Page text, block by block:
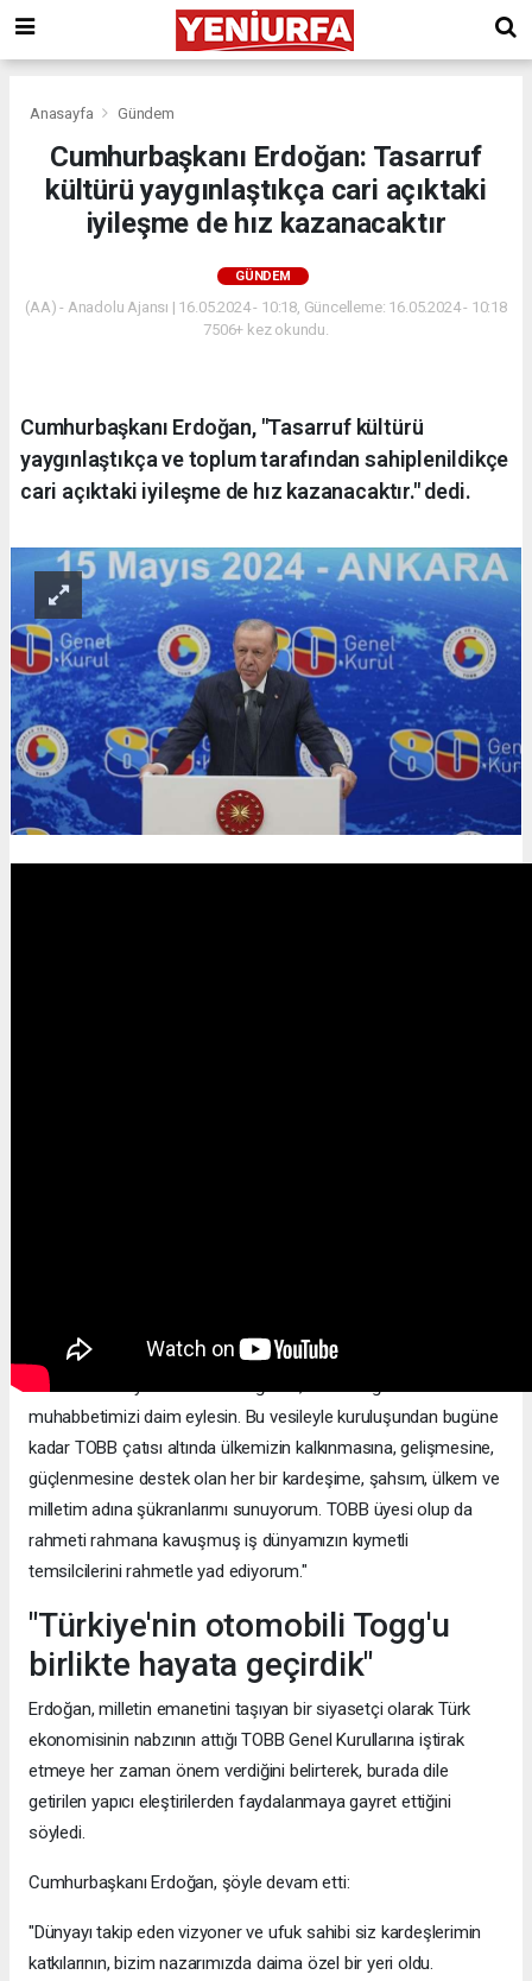
Anasayfa Gündem
Cumhurbaşkanı Erdoğan: Tasarruf
kültürü yaygınlaştıkça cari açıktaki
iyileşme de hız kazanacaktır
GÜNDEM
(AA) - Anadolu Ajansı | 16.05.2024 - 10:18, Güncelleme: 16.05.2024 - 10:18
7506+ kez okundu.
Cumhurbaşkanı Erdoğan, "Tasarruf kültürü
yaygınlaştıkça ve toplum tarafından sahiplenildikçe
cari açıktaki iyileşme de hız kazanacaktır." dedi.
arkadaşlarım var. Türkiye'nin ve Türk ekonomisinin kalbi, bugün
bu salonda atıyor. Rabb'im birliğimizi, beraberliğimizi ve
muhabbetimizi daim eylesin. Bu vesileyle kuruluşundan bugüne
kadar TOBB çatısı altında ülkemizin kalkınmasına, gelişmesine,
güçlenmesine destek olan her bir kardeşime, şahsım, ülkem ve
milletim adına şükranlarımı sunuyorum. TOBB üyesi olup da
rahmeti rahmana kavuşmuş iş dünyamızın kıymetli
temsilcilerini rahmetle yad ediyorum."
"Türkiye'nin otomobili Togg'u
birlikte hayata geçirdik"
Erdoğan, milletin emanetini taşıyan bir siyasetçi olarak Türk
ekonomisinin nabzının attığı TOBB Genel Kurullarına iştirak
etmeye her zaman önem verdiğini belirterek, burada dile
getirilen yapıcı eleştirilerden faydalanmaya gayret ettiğini
söyledi.
Cumhurbaşkanı Erdoğan, şöyle devam etti:
"Dünyayı takip eden vizyoner ve ufuk sahibi siz kardeşlerimin
katkılarının, bizim nazarımızda daima özel bir yeri oldu.